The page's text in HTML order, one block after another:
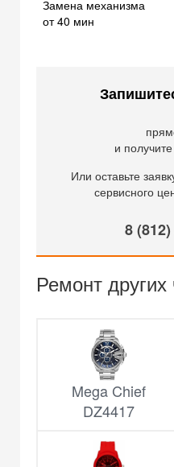
Замена механизма
от 40 мин
и
Или оставьте
сервисного
8
Ремонт
Mega Chief
DZ4417